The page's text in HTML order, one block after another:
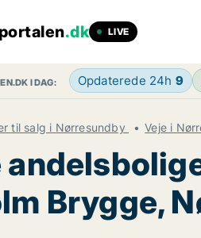
.dk LIVE
I DAG: Opdaterede 24h 9
til salg i Nørresundby Veje i
Brygge,